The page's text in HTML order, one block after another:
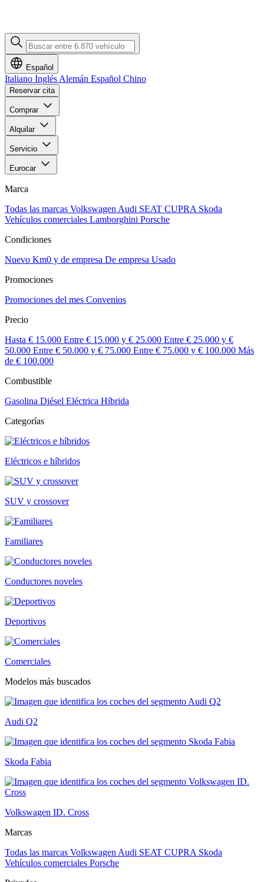
Español
Italiano Inglés Alemán Español Chino
Reservar cita
Comprar
Alquilar
Servicio
Eurocar
Marca
Todas las marcas Volkswagen Audi SEAT CUPRA Skoda
Vehículos comerciales Lamborghini Porsche
Condiciones
Nuevo Km0 y de empresa De empresa Usado
Promociones
Promociones del mes Convenios
Precio
Hasta € 15.000 Entre € 15.000 y € 25.000 Entre € 25.000 y €
50.000 Entre € 50.000 y € 75.000 Entre € 75.000 y € 100.000 Más
de € 100.000
Combustible
Gasolina Diésel Eléctrica Híbrida
Categorías
Eléctricos e híbridos
SUV y crossover
Familiares
Conductores noveles
Deportivos
Comerciales
Modelos más buscados
Audi Q2
Skoda Fabia
Volkswagen ID. Cross
Marcas
Todas las marcas Volkswagen Audi SEAT CUPRA Skoda
Vehículos comerciales Porsche